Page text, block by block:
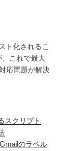
ト化されるこ
これで最大
応問題が解決
スクリプト
のラベル